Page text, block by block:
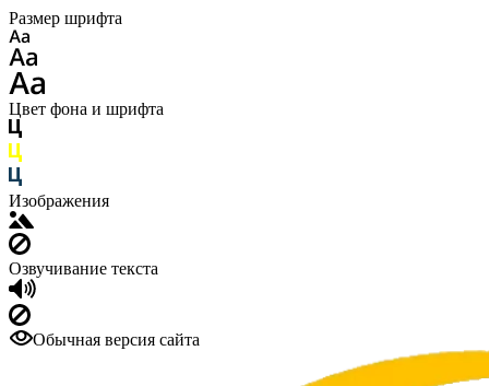
Размер шрифта
Цвет фона и шрифта
Изображения
Озвучивание текста
Обычная версия сайта